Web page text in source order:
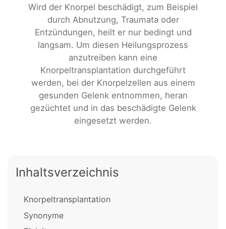
Wird der Knorpel beschädigt, zum Beispiel
durch Abnutzung, Traumata oder
Entzündungen, heilt er nur bedingt und
langsam. Um diesen Heilungsprozess
anzutreiben kann eine
Knorpeltransplantation durchgeführt
werden, bei der Knorpelzellen aus einem
gesunden Gelenk entnommen, heran
gezüchtet und in das beschädigte Gelenk
eingesetzt werden.
Inhaltsverzeichnis
Knorpeltransplantation
Synonyme